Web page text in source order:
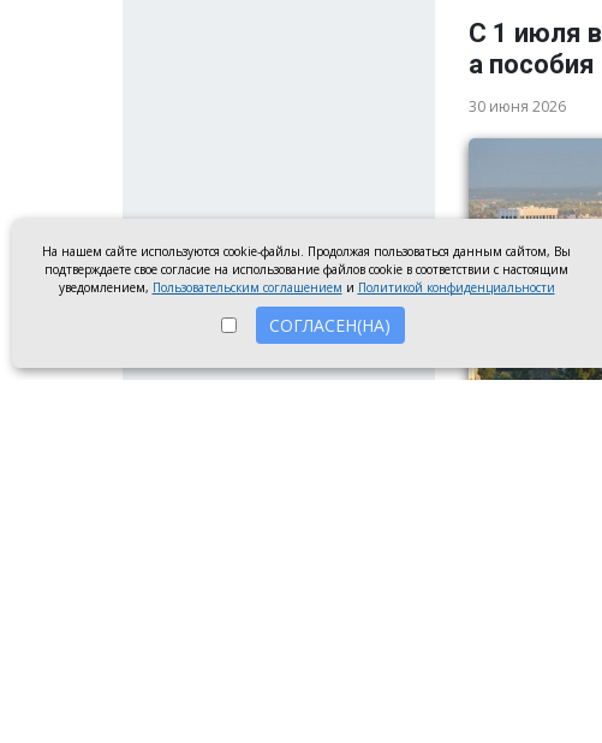
С 1 июля
а пособия
30 июня 2026
На нашем сайте используются cookie-файлы. Продолжая пользоваться данным сайтом, Вы
подтверждаете свое согласие на использование файлов cookie в соответствии с настоящим
уведомлением, Пользовательским соглашением и Политикой конфиденциальности
СОГЛАСЕН(НА)